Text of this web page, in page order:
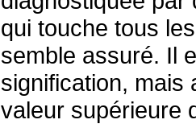
qui touche tous
semble assuré. Il
signification, mais
valeur supérieure